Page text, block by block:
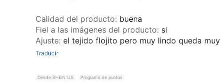
Calidad del producto: buena
Fiel a las imágenes del producto: si
Ajuste: el tejido flojito pero muy lindo queda
Traducir
Desde SHEIN US Programa de puntos